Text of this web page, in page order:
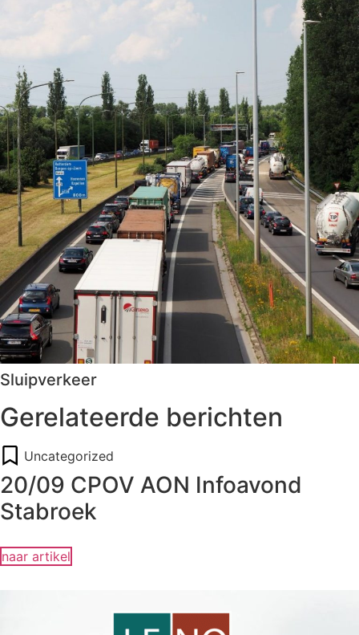
Sluipverkeer
Gerelateerde berichten
Uncategorized
20/09 CPOV AON Infoavond
Stabroek
naar artikel